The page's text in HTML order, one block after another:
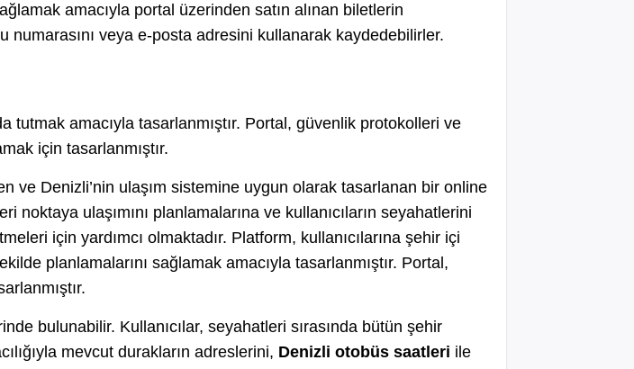
amacıyla portal üzerinden satın alınan biletlerin
numarasını veya e-posta adresini kullanarak kaydedebilirler.
tutmak amacıyla tasarlanmıştır. Portal, güvenlik protokolleri ve
için tasarlanmıştır.
ve Denizli’nin ulaşım sistemine uygun olarak tasarlanan bir online
ulaşımını planlamalarına ve kullanıcıların seyahatlerini
için yardımcı olmaktadır. Platform, kullanıcılarına şehir içi
planlamalarını sağlamak amacıyla tasarlanmıştır. Portal,
bulunabilir. Kullanıcılar, seyahatleri sırasında bütün şehir
mevcut durakların adreslerini, Denizli otobüs saatleri ile